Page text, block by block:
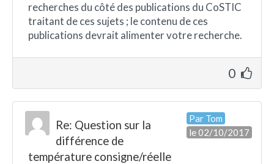
recherches du côté des publications du CoSTIC
traitant de ces sujets ; le contenu de ces
publications devrait alimenter votre recherche.
0
Par Tom
le 02/10/2017
Re: Question sur la
différence de
température consigne/réelle